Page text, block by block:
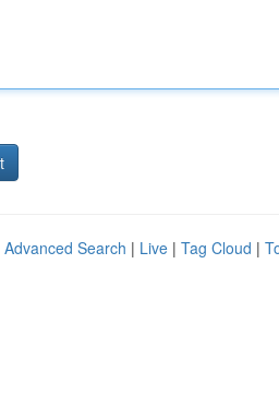
Advanced Search | Live | Tag Cloud |